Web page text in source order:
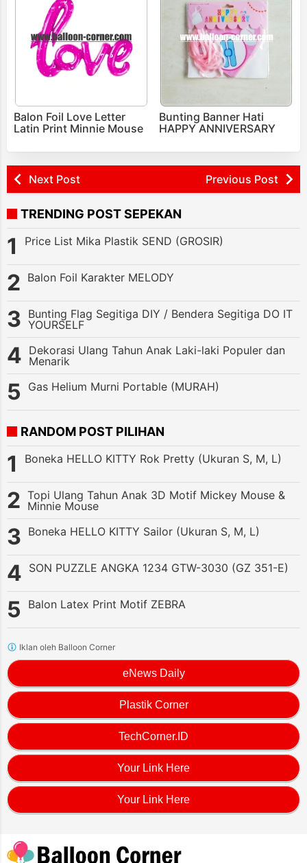
Balon Foil Love Letter
Latin Print Minnie Mouse
Bunting Banner Hati
HAPPY ANNIVERSARY
Next Post Previous Post
TRENDING POST SEPEKAN
Price List Mika Plastik SEND (GROSIR)
Balon Foil Karakter MELODY
Bunting Flag Segitiga DIY / Bendera Segitiga DO IT
YOURSELF
Dekorasi Ulang Tahun Anak Laki-laki Populer dan
Menarik
Gas Helium Murni Portable (MURAH)
RANDOM POST PILIHAN
Boneka HELLO KITTY Rok Pretty (Ukuran S, M, L)
Topi Ulang Tahun Anak 3D Motif Mickey Mouse &
Minnie Mouse
Boneka HELLO KITTY Sailor (Ukuran S, M, L)
SON PUZZLE ANGKA 1234 GTW-3030 (GZ 351-E)
Balon Latex Print Motif ZEBRA
eNews Daily
Plastik Corner
TechCorner.ID
Your Link Here
Your Link Here
Iklan oleh Balloon Corner